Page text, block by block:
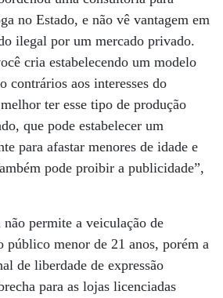
no Estado, e não vê vantagem em
ilegal por um mercado privado.
cria estabelecendo um modelo
contrários aos interesses do
ter esse tipo de produção
que pode estabelecer um
para afastar menores de idade e
pode proibir a publicidade”,
permite a veiculação de
público menor de 21 anos, porém a
de liberdade de expressão
para as lojas licenciadas